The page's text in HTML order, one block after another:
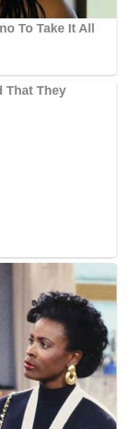
berhubungan
perkara,
bersifat
apapun demi
hukum, dan